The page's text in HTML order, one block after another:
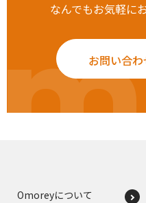
なんでもお気軽に
お問い合
Omoreyについて